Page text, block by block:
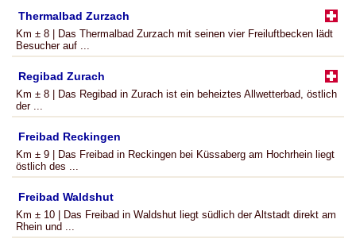
Thermalbad Zurzach
Km ± 8 | Das Thermalbad Zurzach mit seinen vier Freiluftbecken lädt
Besucher auf ...
Regibad Zurach
Km ± 8 | Das Regibad in Zurach ist ein beheiztes Allwetterbad, östlich
der ...
Freibad Reckingen
Km ± 9 | Das Freibad in Reckingen bei Küssaberg am Hochrhein liegt
östlich des ...
Freibad Waldshut
Km ± 10 | Das Freibad in Waldshut liegt südlich der Altstadt direkt am
Rhein und ...